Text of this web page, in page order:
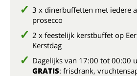
3 x dinerbuffetten met iedere
prosecco
2 x feestelijk kerstbuffet op
Kerstdag
Dagelijks van 17:00 tot 00:00
GRATIS: frisdrank,